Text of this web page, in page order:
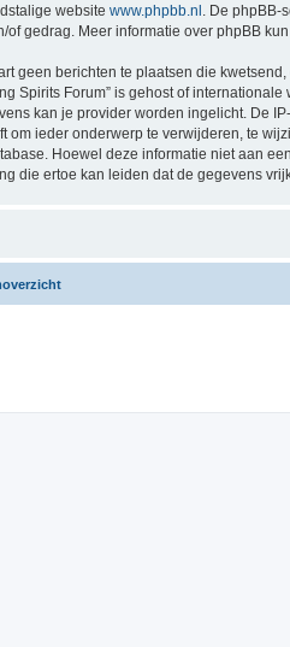
website www.phpbb.nl . De phpBB-
of gedrag. Meer informatie over phpBB
geen berichten te plaatsen die
Spirits Forum” is gehost of
kan je provider worden ingelicht. De
om ieder onderwerp te verwijderen, te
Hoewel deze informatie niet aan
die ertoe kan leiden dat de gegevens